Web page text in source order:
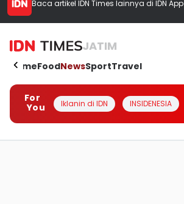
Baca artikel IDN Times lainnya di IDN App
JATIM
HomeFoodNewsSportTravel
For
You
Iklanin di IDN INSIDENESIA